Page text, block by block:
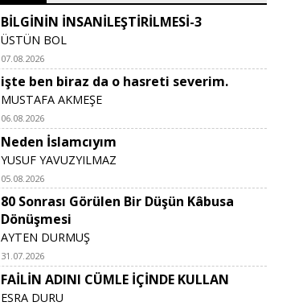
BİLGİNİN İNSANİLEŞTİRİLMESİ-3
ÜSTÜN BOL
07.08.2026
işte ben biraz da o hasreti severim.
MUSTAFA AKMEŞE
06.08.2026
Neden İslamcıyım
YUSUF YAVUZYILMAZ
05.08.2026
80 Sonrası Görülen Bir Düşün Kâbusa
Dönüşmesi
AYTEN DURMUŞ
31.07.2026
FAİLİN ADINI CÜMLE İÇİNDE KULLAN
ESRA DURU